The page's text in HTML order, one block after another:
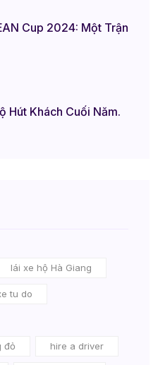
Cup 2024: Một Trận
Hút Khách Cuối Năm.
lái xe hộ Hà Giang
tu do
đỏ hire a driver